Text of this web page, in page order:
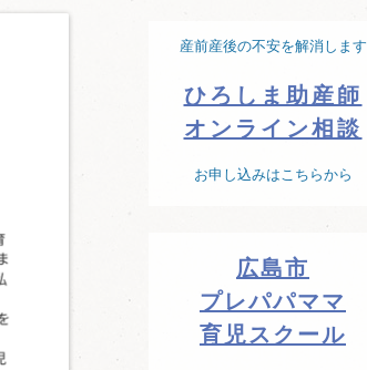
産前産後の不安を解消します
ひろしま助産師
オンライン相談
お申し込みはこちらから
広島市
プレパパママ
育児スクール